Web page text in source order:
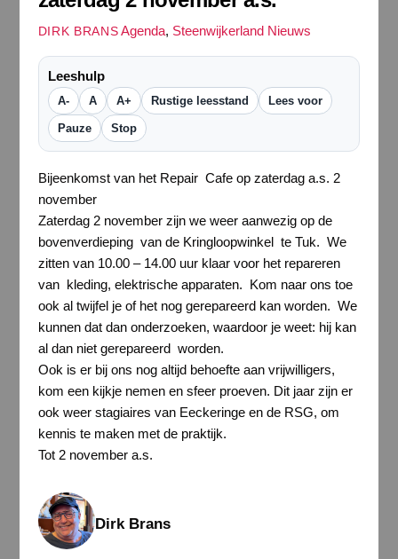
DIRK BRANS Agenda, Steenwijkerland Nieuws
Leeshulp
A- A A+ Rustige leesstand Lees voor
Pauze Stop
Bijeenkomst van het Repair Cafe op zaterdag a.s. 2
november
Zaterdag 2 november zijn we weer aanwezig op de
bovenverdieping van de Kringloopwinkel te Tuk. We
zitten van 10.00 – 14.00 uur klaar voor het repareren
van kleding, elektrische apparaten. Kom naar ons toe
ook al twijfel je of het nog gerepareerd kan worden. We
kunnen dat dan onderzoeken, waardoor je weet: hij kan
al dan niet gerepareerd worden.
Ook is er bij ons nog altijd behoefte aan vrijwilligers,
kom een kijkje nemen en sfeer proeven. Dit jaar zijn er
ook weer stagiaires van Eeckeringe en de RSG, om
kennis te maken met de praktijk.
Tot 2 november a.s.
Dirk Brans